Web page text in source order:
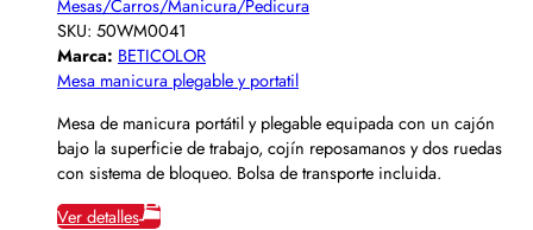
Mesas/Carros/Manicura/Pedicura
SKU: 50WM0041
Marca: BETICOLOR
Mesa manicura plegable y portatil
Mesa de manicura portátil y plegable equipada con un cajón
bajo la superficie de trabajo, cojín reposamanos y dos ruedas
con sistema de bloqueo. Bolsa de transporte incluida.
Ver detalles